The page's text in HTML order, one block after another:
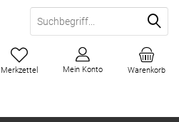
Warenkorb
Merkzettel Mein Konto